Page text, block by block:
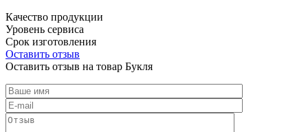
Качество продукции
Уровень сервиса
Срок изготовления
Оставить отзыв
Оставить отзыв на товар Букля